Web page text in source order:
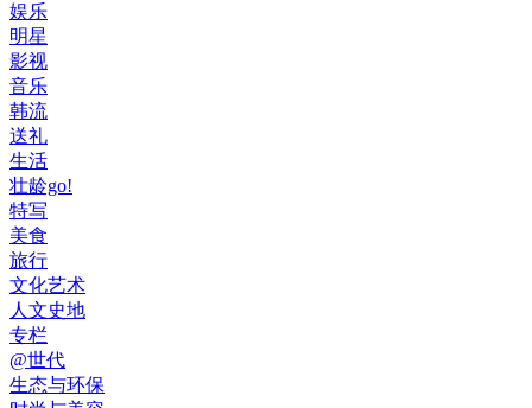
娱乐
明星
影视
音乐
韩流
送礼
生活
壮龄go!
特写
美食
旅行
文化艺术
人文史地
专栏
@世代
生态与环保